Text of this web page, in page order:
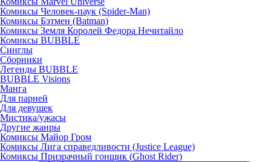
Комиксы Человек-паук (Spider-Man)
Комиксы Бэтмен (Batman)
Комиксы Земля Королей Федора Нечитайло
Комиксы BUBBLE
Синглы
Сборники
Легенды BUBBLE
BUBBLE Visions
Манга
Для парней
Для девушек
Мистика/ужасы
Другие жанры
Комиксы Майор Гром
Комиксы Лига справедливости (Justice League)
Комиксы Призрачный гонщик (Ghost Rider)